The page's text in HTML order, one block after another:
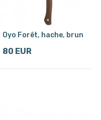
Oyo Forêt, hache, brun
80 EUR